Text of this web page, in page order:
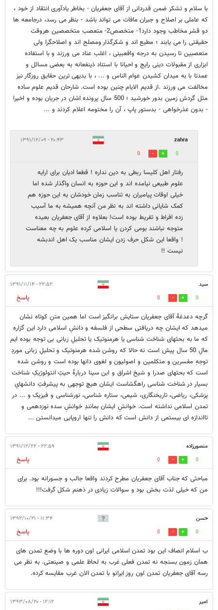
با سلام و تشکر ضمن قدردانی از آقای جعفریان - بخاطر یادآوری انتقاد از خود ،
که عاملی بر اصلاح و جبران مافات می تواند باشد - بنظر می رسد، درجامعه ها
دو قشر مخاطب وجود دارد1- متخصص2- متعصب متخصصین هروقت
حقیقتی را می یابند ؛ مطیع اند و شکرگذار ومصلح اند و اصلاحگرا ولی
متعصبین تا رسیدن به درجه واقعبینی ، اغلب عناد می ورزند و با استفاده
ابزاری از مقبولات دینی رایج و احیانا با استناد ذینفعانه به بعضی مسائل و
عمدتا با به میدان کشیدن عوام الناس و ... ، با بدیهی ترین حقایق روزگار نیز
مخالفت می ورزند .از قدیم الایام چنین بوده است. شارحان قدیم علوم ساده
مثل گردش زمین بدور خورشید ؛ 500 سال پرونده اشان در جریان بوده و اخیرا
- بدون عذرخواهی - بدستور پاپ ، آن را مختومه اعلام کردند و ...
zahra ۲۰:۴۳ - ۱۳۹۱/۱۲/۰۹
0
0
رفتار اهل کلیسا ربطی به دین نداره ! قطعا ادیان برای ارایه
علوم طبیعی نیامده اند و این حوزه به انسان واگذار شده اما
خیلی اوقات پیامبران به تناسب زمان خودشان به این حوزه هم
کمک شایانی داشته اند به نظر من آنچه همیشه به ما آسیب
زده افراط و تفریط بوده است! بعلاوه از آقای جعفریان بعیده
متوجه نباشند بومی کردن یا اسلامی کرده علوم به چه معناست
! واقعا این شکل حرف زدن ایشان مناسب یک اهل اندبشه
نیست !!
سید ۲۲:۵۲ - ۱۳۹۱/۱۱/۱۴
0
0
پاسخ
گرچه دعدغۀ آقای جعفریان ستایش برانگیز است اما همین متنِ کوتاه نشان
میدهد که ایشان چه دریافتی سطحی از فلسفه و دانشِ اسلامی دارد این گزاره
که ما به بحثهای شناخت شناسی یا هرمنوتیک یا تحلیلِ زبانی بی توجه بوده ایم
مالِ 50 سال پیش است نه حالا که روشن شده هرمنوتیک و تحلیلِ زبانی موردِ
توجهِ مفسرین و متکلمین و اصولیون و لغوی دانها بوده است و روشن شده
است که بحثهای صدرا و شیخ اشراق و ابن سینا دربارۀ حیثِ انتولوژیکِ شناخت
بسیار در شناخت شناسی راهگشاست ایشان هیچ توجهی به پیشرفتِ دانشهایِ
پزشکی، ریاضی، تاریخنگاری، شیمی، ستاره شناسی، نورشناسی و فیزیک و ... در
تمدن اسلامی نداشته است. خوانشِ ایشان بمانندِ خوانشِ سده نوزدهمی و
تااندازه ای بیستمی از دانش است که دانش را تنها اروپایی میدانستن ...
منصورزاده ۲۲:۵۹ - ۱۳۹۱/۱۲/۲۲
0
0
پاسخ
مباحثی که جناب آقای جعفریان مطرح کردند واقعا جالب و جسورانه بود. برای
من که خیلی لذت بخش بود و سوالات زیادی در ذهنم شکل گرفت!!!
حسن ۱۱:۳۴ - ۱۳۹۲/۱۰/۲۱
0
0
پاسخ
ب اسلام انصاف این بود تمدن اسلامی ایرانی اون دوره ها با وضع تمدن های
همان زمون بسنجه نه تمدن فعلی غرب به لحاظ علمی و صینعتی. به نظر می
رسه آقای جعفریان تمدن اون روز ایرانو با تمدن الان غرب مقایسه کرده.
امیر ۱۲:۱۲ - ۱۳۹۳/۰۸/۲۰